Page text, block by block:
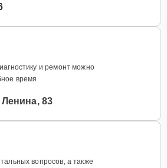
и ремонт можно
время
Ленина, 83
вопросов, а также